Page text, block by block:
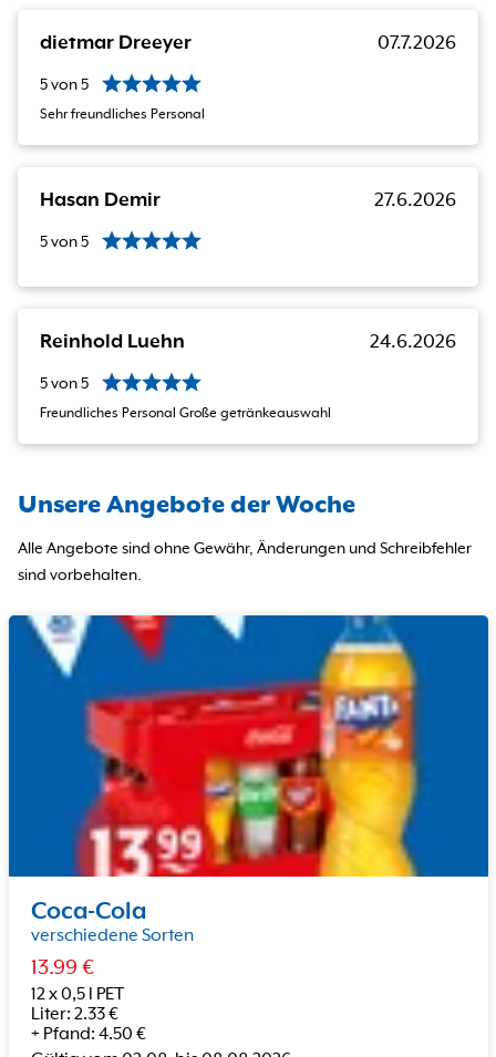
dietmar Dreeyer 07.7.2026
5von5
Sehr freundliches Personal
Hasan Demir 27.6.2026
5von5
Reinhold Luehn 24.6.2026
5von5
Freundliches Personal Große getränkeauswahl
Unsere Angebote der Woche
Alle Angebote sind ohne Gewähr, Änderungen und Schreibfehler
sind vorbehalten.
Coca-Cola
verschiedene Sorten
13.99 €
12 x 0,5 l PET
Liter: 2.33€
+ Pfand: 4.50 €